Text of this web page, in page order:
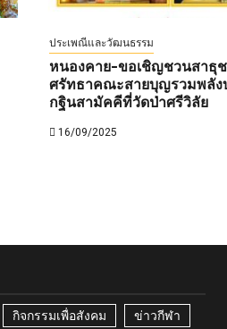
ประเพณีและวัฒนธรรม
หนองคาย-ขอเชิญชวนสาธุ
ศรัทธาคณะสายบุญรวมพลั
กฐินสามัคคีที่วัดป่าศรีวิลัย
16/09/2025
กิจกรรมเพื่อสังคม ข่าวกีฬา